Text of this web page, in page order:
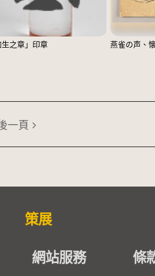
生之章」印章 燕雀の声、
一頁
策展
網站服務 條